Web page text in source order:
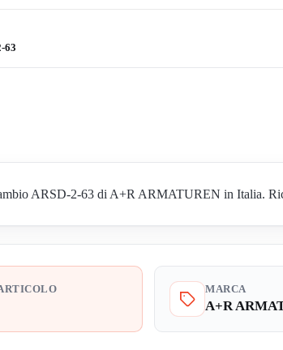
63
ARSD-2-63 di A+R ARMATUREN in Italia.
MARCA
A+R